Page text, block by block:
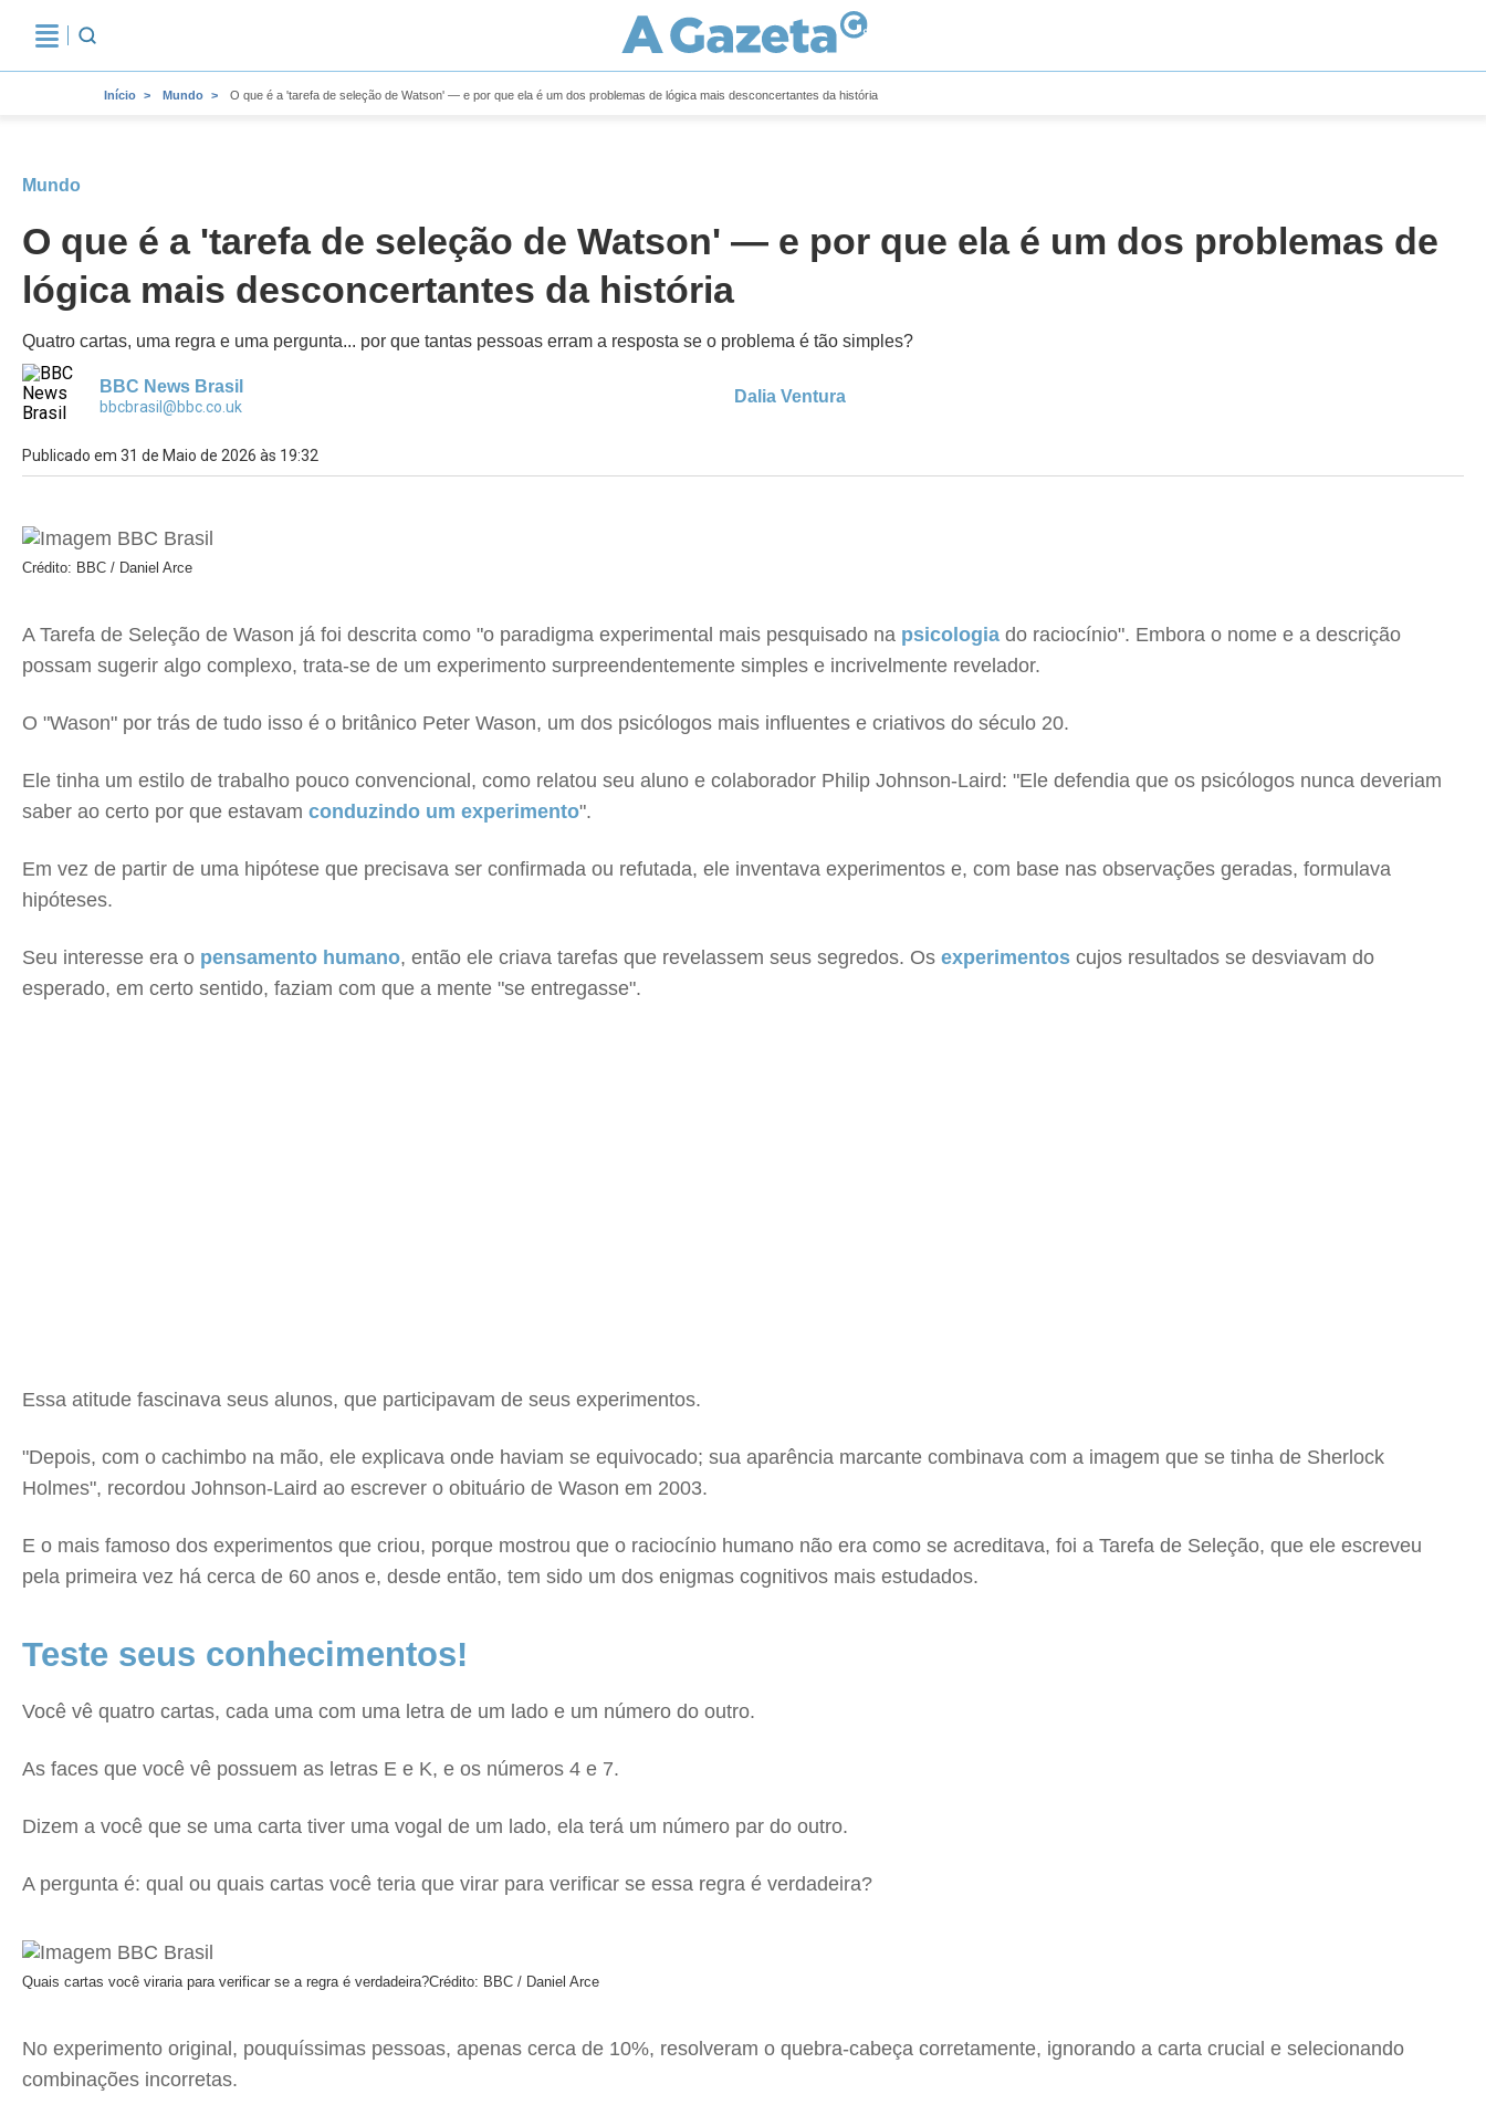
Início Mundo O que é a 'tarefa de seleção de Watson' — e por que ela é um dos problemas de lógica mais desconcertantes da história
Mundo
O que é a 'tarefa de seleção de Watson' — e por que ela é um dos problemas de
lógica mais desconcertantes da história
Quatro cartas, uma regra e uma pergunta... por que tantas pessoas erram a resposta se o problema é tão simples?
BBC News Brasil
bbcbrasil@bbc.co.uk
Dalia Ventura
Publicado em 31 de Maio de 2026 às 19:32
Crédito: BBC / Daniel Arce
A Tarefa de Seleção de Wason já foi descrita como "o paradigma experimental mais pesquisado na psicologia do raciocínio". Embora o nome e a descrição
possam sugerir algo complexo, trata-se de um experimento surpreendentemente simples e incrivelmente revelador.
O "Wason" por trás de tudo isso é o britânico Peter Wason, um dos psicólogos mais influentes e criativos do século 20.
Ele tinha um estilo de trabalho pouco convencional, como relatou seu aluno e colaborador Philip Johnson-Laird: "Ele defendia que os psicólogos nunca deveriam
saber ao certo por que estavam conduzindo um experimento".
Em vez de partir de uma hipótese que precisava ser confirmada ou refutada, ele inventava experimentos e, com base nas observações geradas, formulava
hipóteses.
Seu interesse era o pensamento humano, então ele criava tarefas que revelassem seus segredos. Os experimentos cujos resultados se desviavam do
esperado, em certo sentido, faziam com que a mente "se entregasse".
Essa atitude fascinava seus alunos, que participavam de seus experimentos.
"Depois, com o cachimbo na mão, ele explicava onde haviam se equivocado; sua aparência marcante combinava com a imagem que se tinha de Sherlock
Holmes", recordou Johnson-Laird ao escrever o obituário de Wason em 2003.
E o mais famoso dos experimentos que criou, porque mostrou que o raciocínio humano não era como se acreditava, foi a Tarefa de Seleção, que ele escreveu
pela primeira vez há cerca de 60 anos e, desde então, tem sido um dos enigmas cognitivos mais estudados.
Teste seus conhecimentos!
Você vê quatro cartas, cada uma com uma letra de um lado e um número do outro.
As faces que você vê possuem as letras E e K, e os números 4 e 7.
Dizem a você que se uma carta tiver uma vogal de um lado, ela terá um número par do outro.
A pergunta é: qual ou quais cartas você teria que virar para verificar se essa regra é verdadeira?
Quais cartas você viraria para verificar se a regra é verdadeira?Crédito: BBC / Daniel Arce
No experimento original, pouquíssimas pessoas, apenas cerca de 10%, resolveram o quebra-cabeça corretamente, ignorando a carta crucial e selecionando
combinações incorretas.